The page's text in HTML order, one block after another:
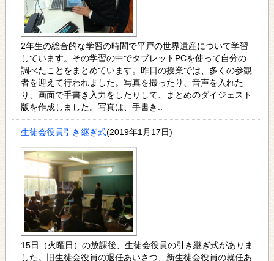
2年生の総合的な学習の時間で平戸の世界遺産について学習
しています。その学習の中でタブレットPCを使って自分の
調べたことをまとめています。昨日の授業では、多くの参観
者を迎えて行われました。写真を撮ったり、音声を入れた
り、画面で手書き入力をしたりして、まとめのダイジェスト
版を作成しました。写真は、手書き..
生徒会役員引き継ぎ式(2019年1月17日)
15日（火曜日）の放課後、生徒会役員の引き継ぎ式がありま
した。旧生徒会役員の退任あいさつ、新生徒会役員の就任あ